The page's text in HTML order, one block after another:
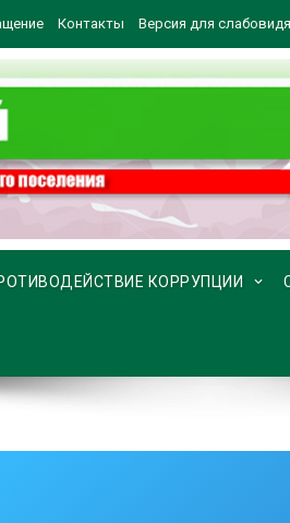
Контакты Версия для
КОРРУПЦИИ